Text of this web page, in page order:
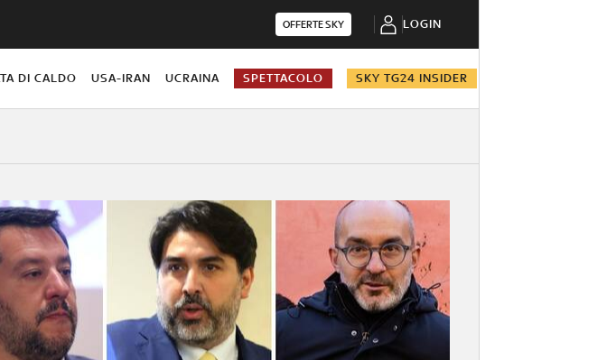
OFFERTE SKY LOGIN
DI CALDO USA-IRAN UCRAINA SPETTACOLO SKY TG24 INSIDER